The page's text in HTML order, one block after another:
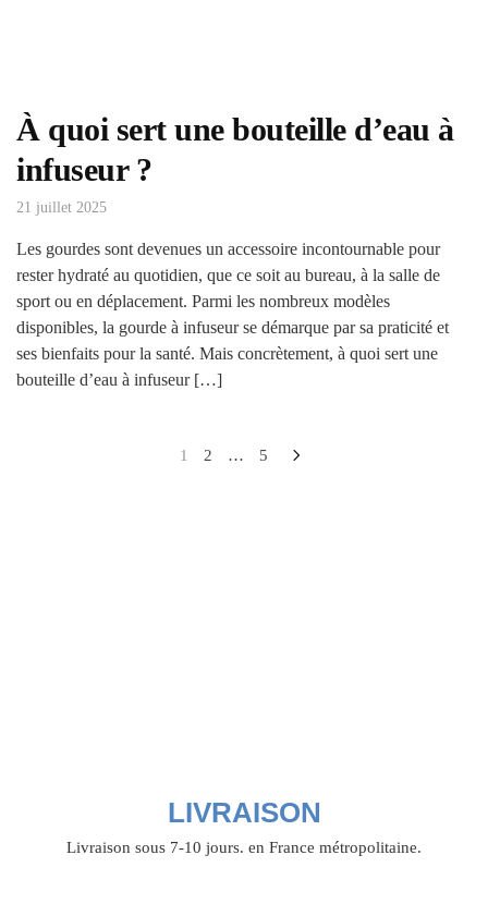
À quoi sert une bouteille d’eau à
infuseur ?
21 juillet 2025
Les gourdes sont devenues un accessoire incontournable pour
rester hydraté au quotidien, que ce soit au bureau, à la salle de
sport ou en déplacement. Parmi les nombreux modèles
disponibles, la gourde à infuseur se démarque par sa praticité et
ses bienfaits pour la santé. Mais concrètement, à quoi sert une
bouteille d’eau à infuseur […]
1 2 … 5
LIVRAISON
Livraison sous 7-10 jours. en France métropolitaine.